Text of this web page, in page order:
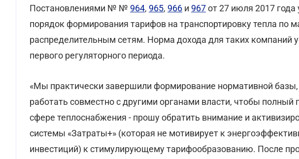
Постановлениями № № 964, 965, 966 и 967от 27 июля 2017
порядок формирования тарифов на транспортировку тепла по
распределительным сетям. Норма дохода для таких компаний
первого регуляторного периода.
«Мы практически завершили формирование нормативной
работать совместно с другими органами власти, чтобы полный
сфере теплоснабжения - прошу обратить внимание и
системы «Затраты+» (которая не мотивирует к
инвестиций) к стимулирующему тарифообразованию. После